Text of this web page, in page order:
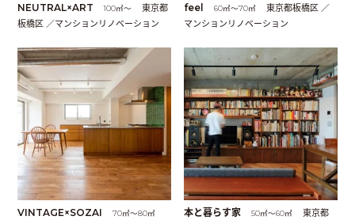
NEUTRAL×ART 100㎡〜
東京都
板橋区 ／マンションリノベーション
feel 60㎡〜70㎡
東京都板橋区 ／
マンションリノベーション
VINTAGE×SOZAI 70㎡〜80㎡ 本と暮らす家 50㎡〜60㎡
東京都